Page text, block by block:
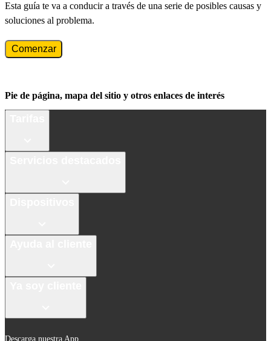
Esta guía te va a conducir a través de una serie de posibles causas y
soluciones al problema.
Comenzar
Pie de página, mapa del sitio y otros enlaces de interés
Descarga nuestra App